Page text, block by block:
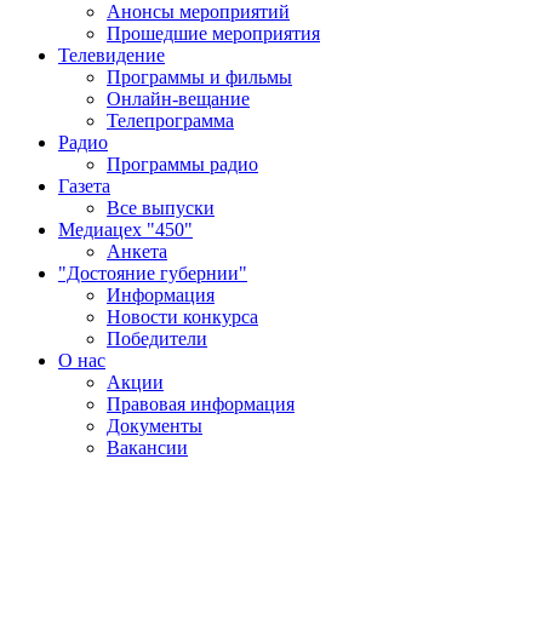
Анонсы мероприятий
Прошедшие мероприятия
Телевидение
Программы и фильмы
Онлайн-вещание
Телепрограмма
Радио
Программы радио
Газета
Все выпуски
Медиацех "450"
Анкета
"Достояние губернии"
Информация
Новости конкурса
Победители
О нас
Акции
Правовая информация
Документы
Вакансии